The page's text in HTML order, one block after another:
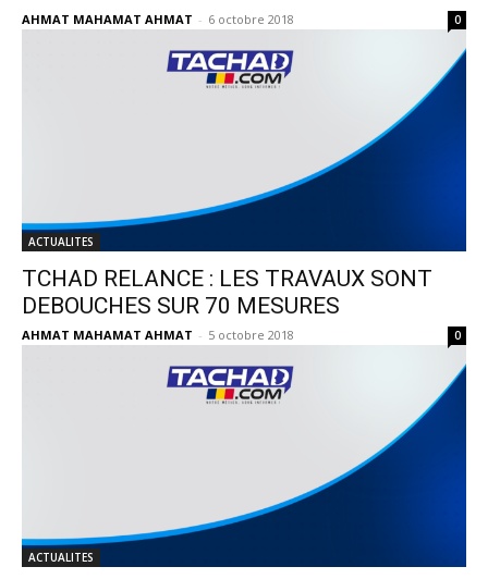
AHMAT MAHAMAT AHMAT - 6 octobre 2018 0
ACTUALITES
TCHAD RELANCE : LES TRAVAUX SONT
DEBOUCHES SUR 70 MESURES
AHMAT MAHAMAT AHMAT - 5 octobre 2018 0
ACTUALITES